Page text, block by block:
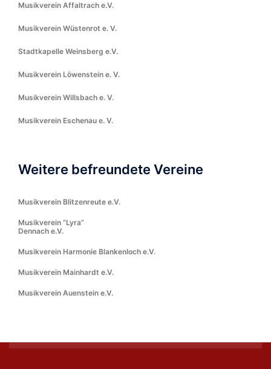
Musikverein Affaltrach e.V.
Musikverein Wüstenrot e. V.
Stadtkapelle Weinsberg e.V.
Musikverein Löwenstein e. V.
Musikverein Willsbach e. V.
Musikverein Eschenau e. V.
Weitere befreundete Vereine
Musikverein Blitzenreute e.V.
Musikverein “Lyra”
Dennach e.V.
Musikverein Harmonie Blankenloch e.V.
Musikverein Mainhardt e.V.
Musikverein Auenstein e.V.